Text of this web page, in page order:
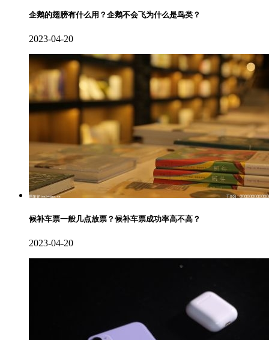
企鹅的翅膀有什么用？企鹅不会飞为什么是鸟类？
2023-04-20
候补车票一般几点放票？候补车票成功率高不高？
2023-04-20